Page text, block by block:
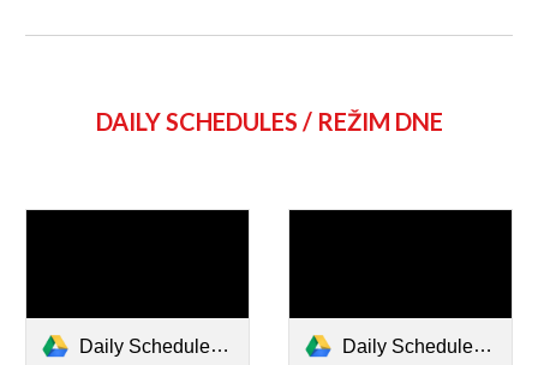
DAILY SCHEDULES / REŽIM DNE
Daily Schedule (Y1).docx (1).pdf Daily Schedule (Y2 - Y6).docx (1).pdf